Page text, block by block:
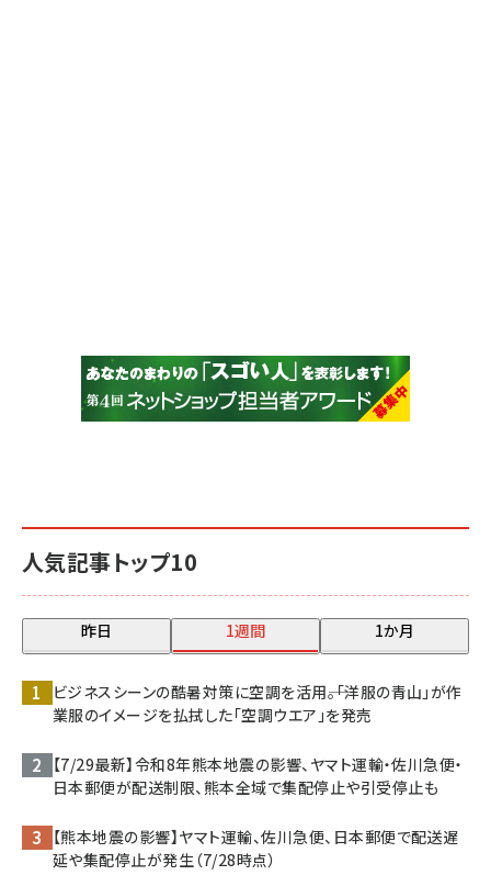
人気記事トップ10
昨日 1週間 1か月
ビジネスシーンの酷暑対策に空調を活用――。「洋服の青山」が作
業服のイメージを払拭した「空調ウエア」を発売
【7/29最新】令和8年熊本地震の影響、ヤマト運輸・佐川急便・
日本郵便が配送制限、熊本全域で集配停止や引受停止も
【熊本地震の影響】ヤマト運輸、佐川急便、日本郵便で配送遅
延や集配停止が発生（7/28時点）